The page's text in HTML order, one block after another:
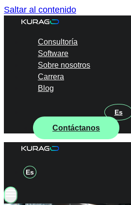
Saltar al contenido
Consultoría
Software
Sobre nosotros
Carrera
Blog
Es
Contáctanos
Es